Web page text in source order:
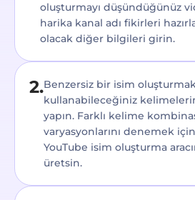
oluşturmayı düşündüğünüz
harika kanal adı fikirleri
olacak diğer bilgileri girin.
2.Benzersiz bir isim
kullanabileceğiniz
yapın. Farklı kelime
varyasyonlarını denemek
YouTube isim oluşturma
üretsin.